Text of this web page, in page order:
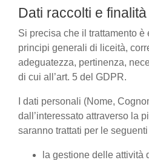
Dati raccolti e finalità
Si precisa che il trattamento è
principi generali di liceità,
adeguatezza, pertinenza,
di cui all’art. 5 del GDPR.
I dati personali (Nome,
dall’interessato attraverso la
saranno trattati per le
la gestione delle attività